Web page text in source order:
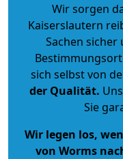
Wir sorgen
Kaiserslautern
Sachen
sich selbst von
der Qualität.
Sie
Wir legen los,
von Worms